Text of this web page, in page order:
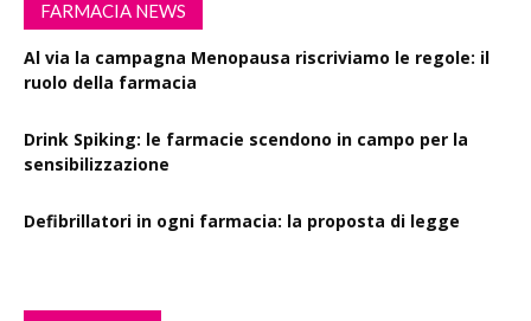
FARMACIA NEWS
Al via la campagna Menopausa riscriviamo le regole: il
ruolo della farmacia
Drink Spiking: le farmacie scendono in campo per la
sensibilizzazione
Defibrillatori in ogni farmacia: la proposta di legge